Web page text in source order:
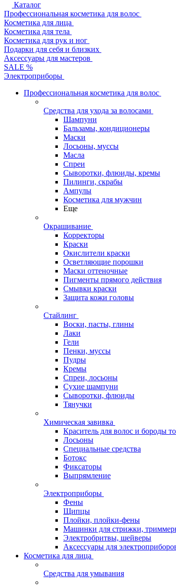
Каталог
Профессиональная косметика для волос
Косметика для лица
Косметика для тела
Косметика для рук и ног
Подарки для себя и близких
Аксессуары для мастеров
SALE %
Электроприборы
Профессиональная косметика для волос
Средства для ухода за волосами
Шампуни
Бальзамы, кондиционеры
Маски
Лосьоны, муссы
Масла
Спреи
Сыворотки, флюиды, кремы
Пилинги, скрабы
Ампулы
Косметика для мужчин
Еще
Окрашивание
Корректоры
Краски
Окислители краски
Осветляющие порошки
Маски оттеночные
Пигменты прямого действия
Смывки краски
Защита кожи головы
Стайлинг
Воски, пасты, глины
Лаки
Гели
Пенки, муссы
Пудры
Кремы
Спреи, лосьоны
Сухие шампуни
Сыворотки, флюиды
Тянучки
Химическая завивка
Краситель для волос и бороды
Лосьоны
Специальные средства
Ботокс
Фиксаторы
Выпрямление
Электроприборы
Фены
Щипцы
Плойки, плойки-фены
Машинки для стрижки,
Электробритвы, шейверы
Аксессуары для
Косметика для лица
Средства для умывания